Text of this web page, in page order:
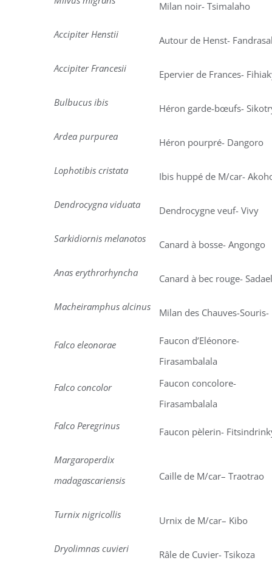
Milan noir- Tsimalaho
Accipiter Henstii Autour de Henst-
Accipiter Francesii Epervier de Frances-
Bulbucus ibis Héron garde-bœufs-
Ardea purpurea Héron pourpré- Dangoro
Lophotibis cristata Ibis huppé de M/car-
Dendrocygna viduata Dendrocygne veuf- Vivy
Sarkidiornis melanotos Canard à bosse- Angongo
Anas erythrorhyncha Canard à bec rouge-
Macheiramphus alcinus Milan des Chauves-Souris-
Falco eleonorae
Faucon d’Eléonore-
Firasambalala
Falco concolor
Faucon concolore-
Firasambalala
Falco Peregrinus
Faucon pèlerin-
Margaroperdix
madagascariensis
Caille de M/car– Traotrao
Turnix nigricollis Urnix de M/car– Kibo
Dryolimnas cuvieri Râle de Cuvier- Tsikoza